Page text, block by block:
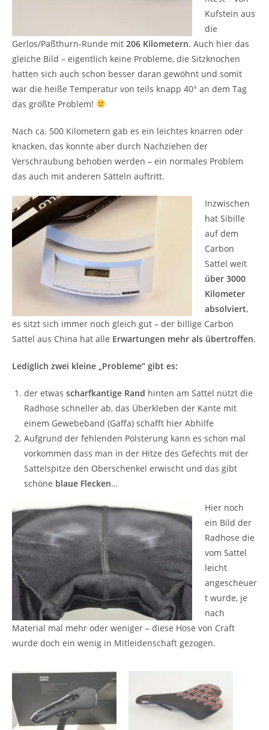
Kufstein aus
die
Gerlos/Paßthurn-Runde mit 206 Kilometern. Auch hier das
gleiche Bild – eigentlich keine Probleme, die Sitzknochen
hatten sich auch schon besser daran gewöhnt und somit
war die heiße Temperatur von teils knapp 40° an dem Tag
das größte Problem!
Nach ca. 500 Kilometern gab es ein leichtes knarren oder
knacken, das konnte aber durch Nachziehen der
Verschraubung behoben werden – ein normales Problem
das auch mit anderen Sätteln auftritt.
Inzwischen
hat Sibille
auf dem
Carbon
Sattel weit
über 3000
Kilometer
absolviert,
es sitzt sich immer noch gleich gut – der billige Carbon
Sattel aus China hat alle Erwartungen mehr als übertroffen.
Lediglich zwei kleine „Probleme“ gibt es:
der etwas scharfkantige Rand hinten am Sattel nützt die
Radhose schneller ab, das Überkleben der Kante mit
einem Gewebeband (Gaffa) schafft hier Abhilfe
Aufgrund der fehlenden Polsterung kann es schon mal
vorkommen dass man in der Hitze des Gefechts mit der
Sattelspitze den Oberschenkel erwischt und das gibt
schöne blaue Flecken…
Hier noch
ein Bild der
Radhose die
vom Sattel
leicht
angescheuer
t wurde, je
nach
Material mal mehr oder weniger – diese Hose von Craft
wurde doch ein wenig in Mitleidenschaft gezogen.